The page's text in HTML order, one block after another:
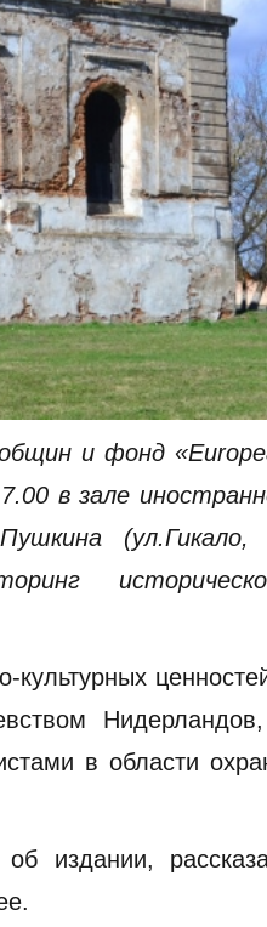
и фонд
в зале
(ул.Гикало,
культурных
в области
издании,